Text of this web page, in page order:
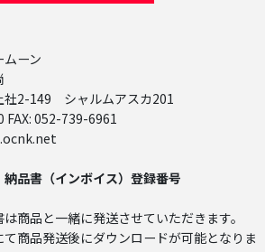
ーン
社2-149 シャルムアスカ201
FAX: 052-739-6961
納品書（インボイス）登録番号
商品と一緒に発送させていただきます。
商品発送後にダウンロードが可能となりま